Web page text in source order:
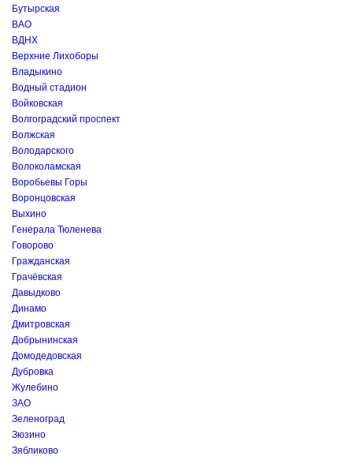
Бутырская
ВАО
ВДНХ
Верхние Лихоборы
Владыкино
Водный стадион
Войковская
Волгоградский проспект
Волжская
Володарского
Волоколамская
Воробьевы Горы
Воронцовская
Выхино
Генерала Тюленева
Говорово
Гражданская
Грачёвская
Давыдково
Динамо
Дмитровская
Добрынинская
Домодедовская
Дубровка
Жулебино
ЗАО
Зеленоград
Зюзино
Зябликово